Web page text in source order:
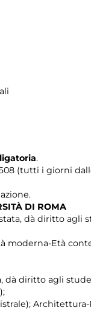
.
(tutti i giorni
DI ROMA
dà diritto agli
moderna-Età
dà diritto agli